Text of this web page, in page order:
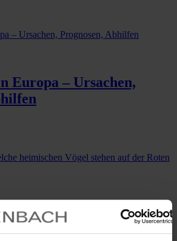
Europa – Ursachen,
– Welche heimischen
der Roten Liste?